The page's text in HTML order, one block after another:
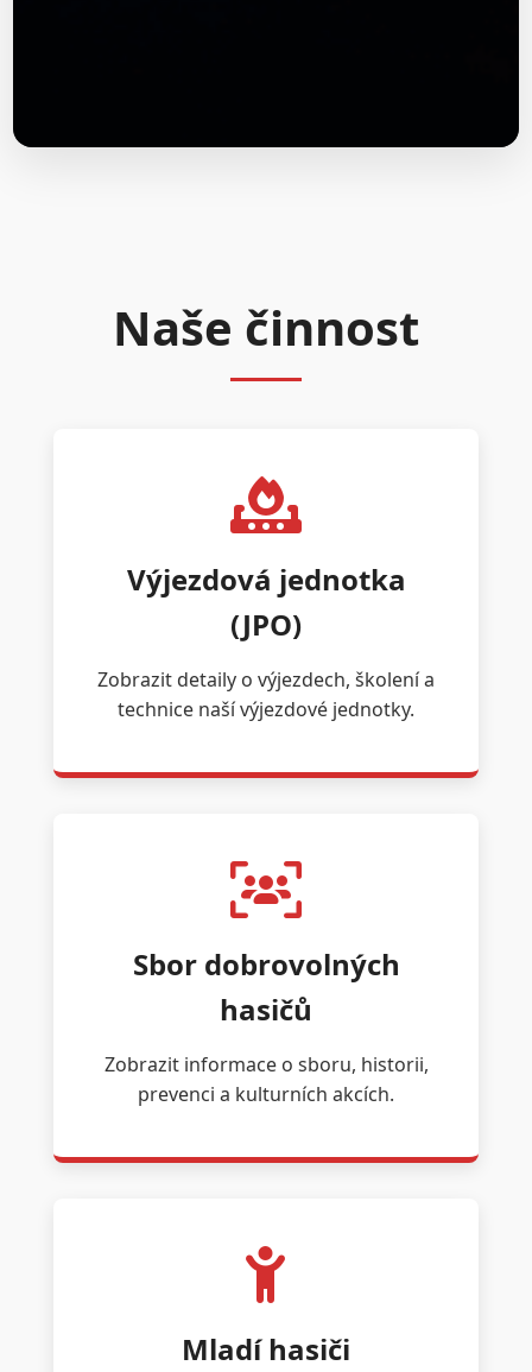
Naše činnost
Výjezdová jednotka
(JPO)
Zobrazit detaily o výjezdech, školení a
technice naší výjezdové jednotky.
Sbor dobrovolných
hasičů
Zobrazit informace o sboru, historii,
prevenci a kulturních akcích.
Mladí hasiči